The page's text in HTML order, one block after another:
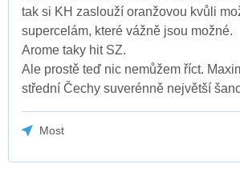
tak si KH zaslouží oranžovou kvůli
supercelám, které vážně jsou možné.
Arome taky hit SZ.
Ale prostě teď nic nemůžem říct.
střední Čechy suverénně největší
Most